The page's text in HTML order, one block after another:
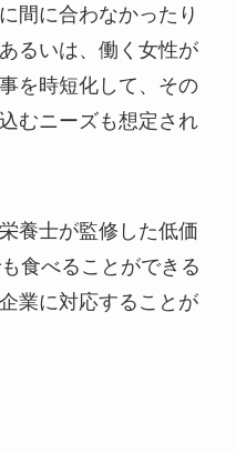
間に合わなかったり
るいは、働く女性が
を時短化して、その
むニーズも想定され
養士が監修した低価
食べることができる
業に対応することが